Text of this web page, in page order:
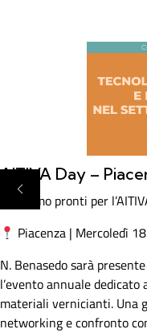
AITIVA Day –
Siamo pronti per
Piacenza | Mercoledì
N. Benasedo sarà
l’evento annuale
materiali vernicianti. Una
networking e confronto